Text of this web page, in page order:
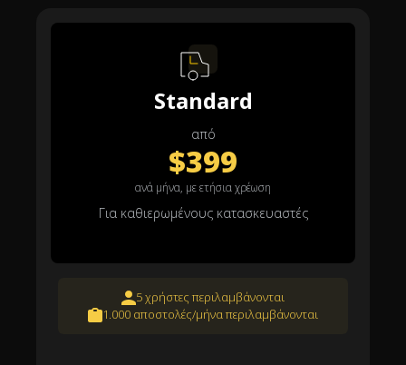
Standard
από
$399
ανά μήνα, με ετήσια χρέωση
Για καθιερωμένους κατασκευαστές
5 χρήστες περιλαμβάνονται
1.000 αποστολές/μήνα περιλαμβάνονται